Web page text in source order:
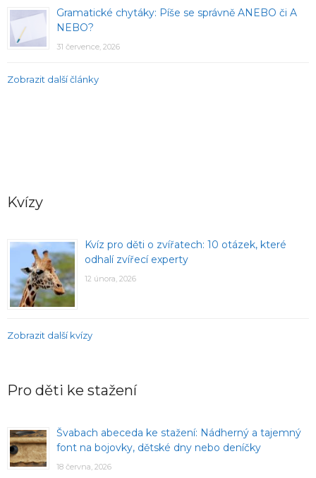
Gramatické chytáky: Píše se správně ANEBO či A
NEBO?
31 července, 2026
Zobrazit další články
Kvízy
Kvíz pro děti o zvířatech: 10 otázek, které
odhalí zvířecí experty
12 února, 2026
Zobrazit další kvízy
Pro děti ke stažení
Švabach abeceda ke stažení: Nádherný a tajemný
font na bojovky, dětské dny nebo deníčky
18 června, 2026